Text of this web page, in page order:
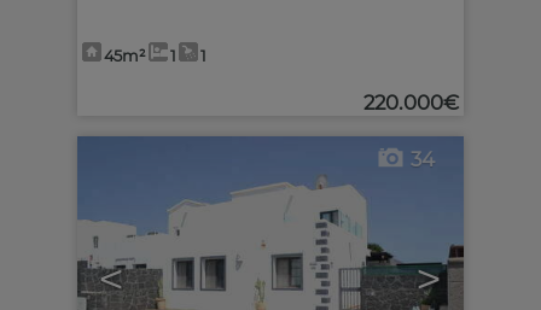
45m² 1 1
220.000€
< >
34